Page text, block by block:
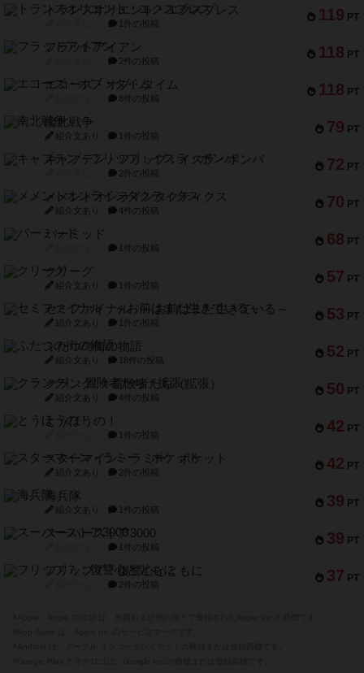
119 PT
トランスオリエント・エクスプレス
1件の投稿
118 PT
フラットアイアン
2件の投稿
118 PT
エコーズ・オブ・タイム
8件の投稿
79 PT
南北戦争
紹介文あり 1件の投稿
72 PT
キャプテン・フリップ：イスラ・ボンバ
2件の投稿
70 PT
メメントオンラインタクティクス
紹介文あり 4件の投稿
68 PT
パーミッド
1件の投稿
57 PT
クリーグ
紹介文あり 1件の投稿
53 PT
セミファイナル ～お前はまだ生きている～
紹介文あり 1件の投稿
52 PT
ふたつの街の物語
紹介文あり 18件の投稿
50 PT
クランク! ：冒険者たち（拡張）
紹介文あり 4件の投稿
42 PT
とうほうの！
1件の投稿
42 PT
スターマイン・ラミー ポケット
紹介文あり 2件の投稿
39 PT
海兵隊
紹介文あり 1件の投稿
39 PT
スーパーストア3000
1件の投稿
37 PT
フリップ７：復讐心とともに
2件の投稿